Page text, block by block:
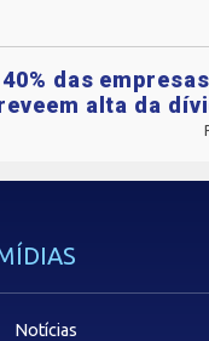
40% das
alta da
Notícias